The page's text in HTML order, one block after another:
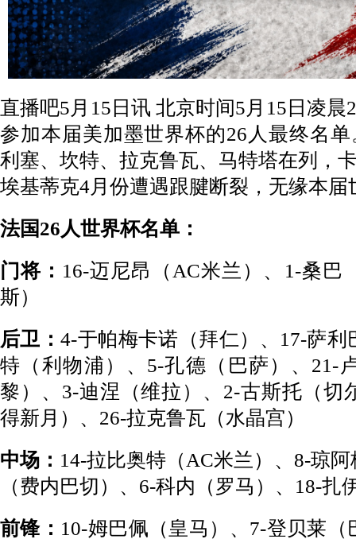
直播吧5月15日讯 北京时间5月15日凌
参加本届美加墨世界杯的26人最终名
利塞、坎特、拉克鲁瓦、马特塔在列，
埃基蒂克4月份遭遇跟腱断裂，无缘本届
法国26人世界杯名单：
门将： 16-迈尼昂（AC米兰）、1-桑巴
斯）
后卫：4-于帕梅卡诺（拜仁）、17-萨
特（利物浦）、5-孔德（巴萨）、21-
黎）、3-迪涅（维拉）、2-古斯托（切
得新月）、26-拉克鲁瓦（水晶宫）
中场： 14-拉比奥特（AC米兰）、8-琼
（费内巴切）、6-科内（罗马）、18-扎
前锋： 10-姆巴佩（皇马）、7-登贝莱